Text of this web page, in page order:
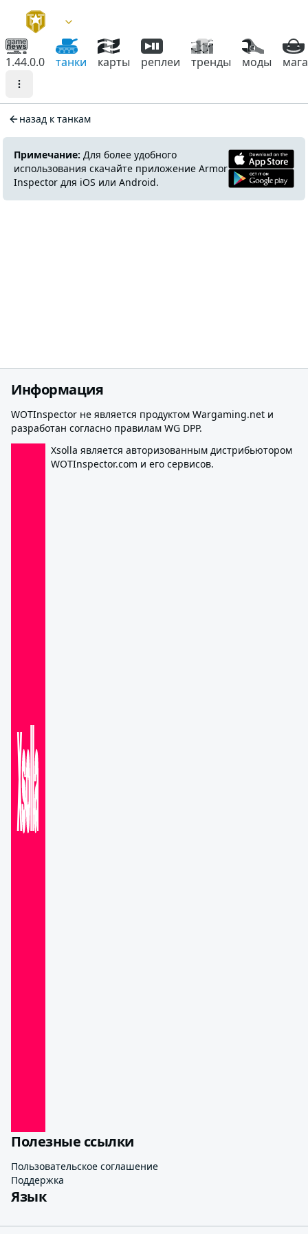
1.44.0.0 танки карты реплеи тренды моды
назад к танкам
Примечание: Для более удобного
использования скачайте приложение Armor
Inspector для iOS или Android.
Информация
WOTInspector не является продуктом Wargaming.net и
разработан согласно правилам WG DPP.
Xsolla является авторизованным дистрибьютором
WOTInspector.com и его сервисов.
Полезные ссылки
Пользовательское соглашение
Поддержка
Язык